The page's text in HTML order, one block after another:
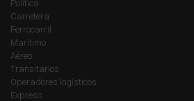
Política
Carretera
Ferrocarril
Marítimo
Aéreo
Transitarios
Operadores logísticos
Express